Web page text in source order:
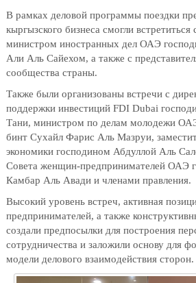
В рамках деловой программы поездки
кыргызского бизнеса смогли
министром иностранных дел ОАЭ
Али Аль Сайехом, а также с
сообщества страны.
Также были организованы встречи с
поддержки инвестиций FDI Dubai
Тани, министром по делам молодежи
бинт Сухайл Фарис Аль Мазруи,
экономики господином Абдуллой Аль
Совета женщин-предпринимателей ОАЭ
Камбар Аль Авади и членами правления.
Высокий уровень встреч, активная
предпринимателей, а также
создали предпосылки для построения
сотрудничества и заложили основу для
модели делового взаимодействия сторон.